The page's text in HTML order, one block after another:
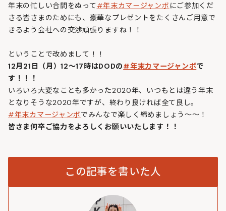
年末の忙しい合間をぬって#年末カマージャンボ にご参加くだ
さる皆さまのためにも、豪華なプレゼントをたくさんご用意で
きるよう会社への交渉頑張りますね！！
ということで改めまして！！
12月21日（月）12～17時はDODの#年末カマージャンボで
す！！！
いろいろ大変なことも多かった2020年、いつもとは違う年末
となりそうな2020年ですが、終わり良ければ全て良し。
#年末カマージャンボでみんなで楽しく締めましょう～～！
皆さま何卒ご協力をよろしくお願いいたします！！
この記事を書いた人